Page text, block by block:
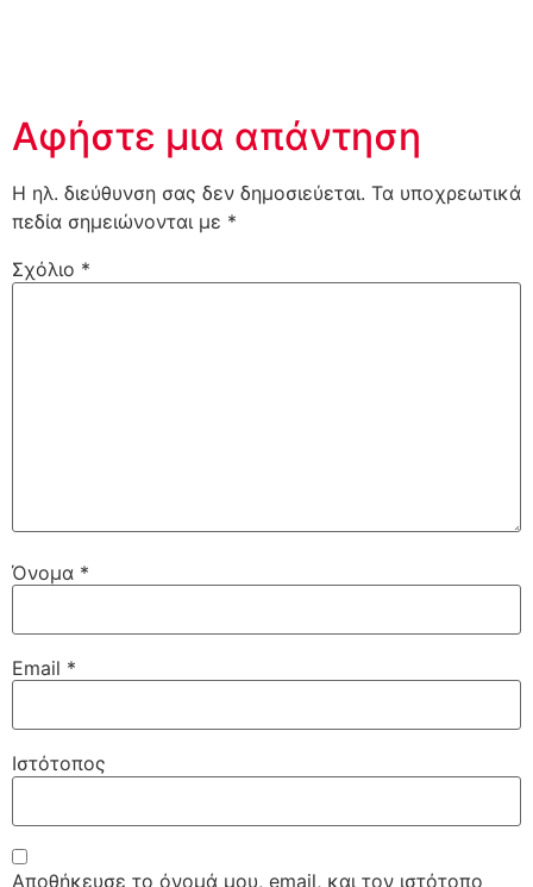
Αφήστε μια απάντηση
Η ηλ. διεύθυνση σας δεν δημοσιεύεται. Τα υποχρεωτικά
πεδία σημειώνονται με *
Σχόλιο *
Όνομα *
Email *
Ιστότοπος
Αποθήκευσε το όνομά μου, email, και τον ιστότοπο